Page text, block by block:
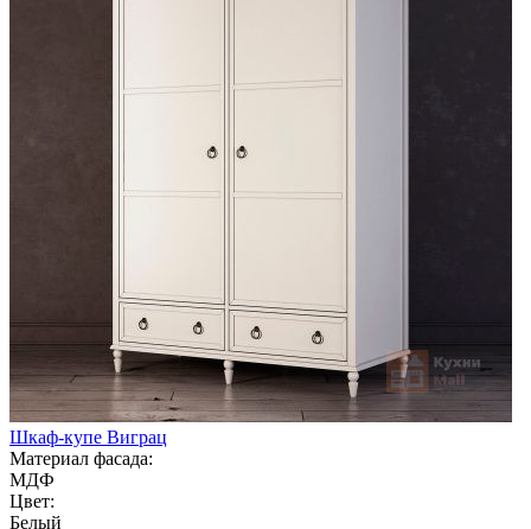
Шкаф-купе Виграц
Материал фасада:
МДФ
Цвет:
Белый